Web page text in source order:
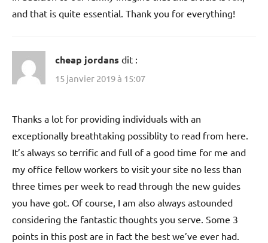
and that is quite essential. Thank you for everything!
cheap jordans dit :
15 janvier 2019 à 15:07
Thanks a lot for providing individuals with an
exceptionally breathtaking possiblity to read from here.
It’s always so terrific and full of a good time for me and
my office fellow workers to visit your site no less than
three times per week to read through the new guides
you have got. Of course, I am also always astounded
considering the fantastic thoughts you serve. Some 3
points in this post are in fact the best we’ve ever had.